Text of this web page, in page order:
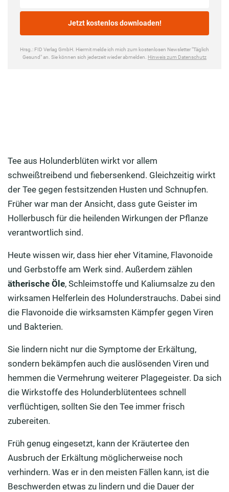
Tee aus Holunderblüten wirkt vor allem
schweißtreibend und fiebersenkend. Gleichzeitig wirkt
der Tee gegen festsitzenden Husten und Schnupfen.
Früher war man der Ansicht, dass gute Geister im
Hollerbusch für die heilenden Wirkungen der Pflanze
verantwortlich sind.
Heute wissen wir, dass hier eher Vitamine, Flavonoide
und Gerbstoffe am Werk sind. Außerdem zählen
ätherische Öle, Schleimstoffe und Kaliumsalze zu den
wirksamen Helferlein des Holunderstrauchs. Dabei sind
die Flavonoide die wirksamsten Kämpfer gegen Viren
und Bakterien.
Sie lindern nicht nur die Symptome der Erkältung,
sondern bekämpfen auch die auslösenden Viren und
hemmen die Vermehrung weiterer Plagegeister. Da sich
die Wirkstoffe des Holunderblütentees schnell
verflüchtigen, sollten Sie den Tee immer frisch
zubereiten.
Früh genug eingesetzt, kann der Kräutertee den
Ausbruch der Erkältung möglicherweise noch
verhindern. Was er in den meisten Fällen kann, ist die
Beschwerden etwas zu lindern und die Dauer der